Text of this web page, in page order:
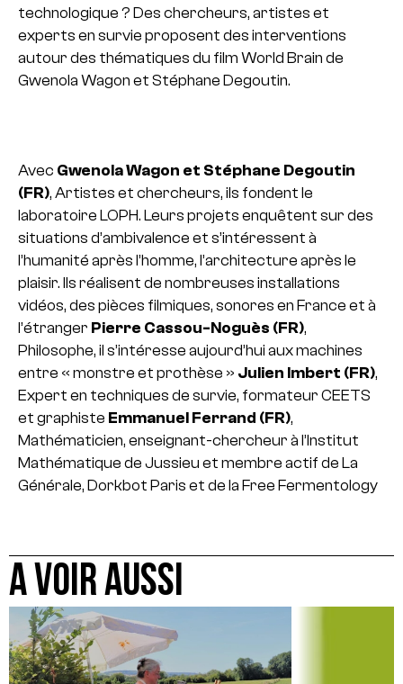
technologique ? Des chercheurs, artistes et
experts en survie proposent des interventions
autour des thématiques du film World Brain de
Gwenola Wagon et Stéphane Degoutin.
Avec Gwenola Wagon et Stéphane Degoutin
(FR), Artistes et chercheurs, ils fondent le
laboratoire LOPH. Leurs projets enquêtent sur des
situations d’ambivalence et s’intéressent à
l’humanité après l’homme, l’architecture après le
plaisir. Ils réalisent de nombreuses installations
vidéos, des pièces filmiques, sonores en France et à
l’étranger Pierre Cassou-Noguès (FR),
Philosophe, il s’intéresse aujourd’hui aux machines
entre « monstre et prothèse » Julien Imbert (FR),
Expert en techniques de survie, formateur CEETS
et graphiste Emmanuel Ferrand (FR),
Mathématicien, enseignant-chercheur à l’Institut
Mathématique de Jussieu et membre actif de La
Générale, Dorkbot Paris et de la Free Fermentology
A VOIR AUSSI